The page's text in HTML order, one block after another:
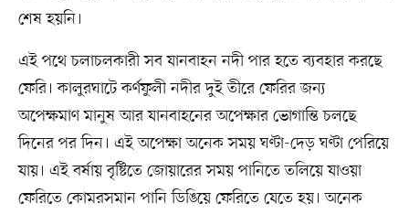
শেষ হয়নি।
এই পথে চলাচলকারী সব যানবাহন নদী পার হতে ব্যবহার করছে
ফেরি। কালুরঘাটে কর্ণফুলী নদীর দুই তীরে ফেরির জন্য
অপেক্ষমাণ মানুষ আর যানবাহনের অপেক্ষার ভোগান্তি চলছে
দিনের পর দিন। এই অপেক্ষা অনেক সময় ঘণ্টা-দেড় ঘণ্টা পেরিয়ে
যায়। এই বর্ষায় বৃষ্টিতে জোয়ারের সময় পানিতে তলিয়ে যাওয়া
ফেরিতে কোমরসমান পানি ডিঙিয়ে ফেরিতে যেতে হয়। অনেক